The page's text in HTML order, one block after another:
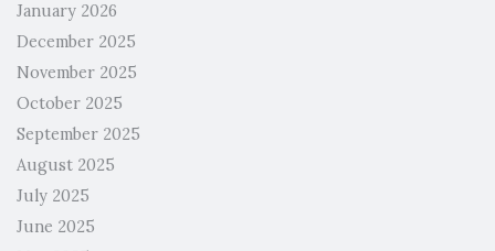
January 2026
December 2025
November 2025
October 2025
September 2025
August 2025
July 2025
June 2025